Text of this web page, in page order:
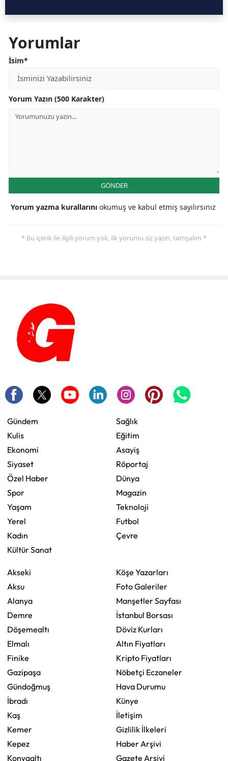
Yorumlar
İsim*
Yorum Yazın (500 Karakter)
GÖNDER
Yorum yazma kurallarını okumuş ve kabul etmiş sayılırsınız
* Bu içerik ile ilgili yorum yok, ilk yorumu siz yazın, tartışalım *
Gündem
Kulis
Ekonomi
Siyaset
Özel Haber
Spor
Yaşam
Yerel
Kadın
Kültür Sanat
Sağlık
Eğitim
Asayiş
Röportaj
Dünya
Magazin
Teknoloji
Futbol
Çevre
Akseki
Aksu
Alanya
Demre
Döşemealtı
Elmalı
Finike
Gazipaşa
Gündoğmuş
İbradı
Kaş
Kemer
Kepez
Konyaaltı
Köşe Yazarları
Foto Galeriler
Manşetler Sayfası
İstanbul Borsası
Döviz Kurları
Altın Fiyatları
Kripto Fiyatları
Nöbetçi Eczaneler
Hava Durumu
Künye
İletişim
Gizlilik İlkeleri
Haber Arşivi
Gazete Arşivi